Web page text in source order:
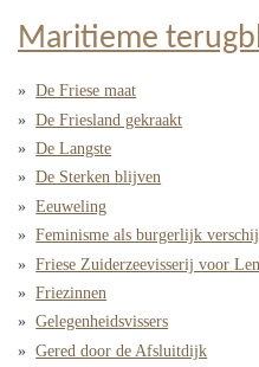
Maritieme
De Friese maat
De Friesland gekraakt
De Langste
De Sterken blijven
Eeuweling
Feminisme als burgerlijk
Friese Zuiderzeevisserij voor
Friezinnen
Gelegenheidsvissers
Gered door de Afsluitdijk